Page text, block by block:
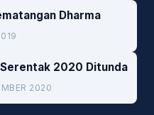
Dharma
2020 Ditunda
2020